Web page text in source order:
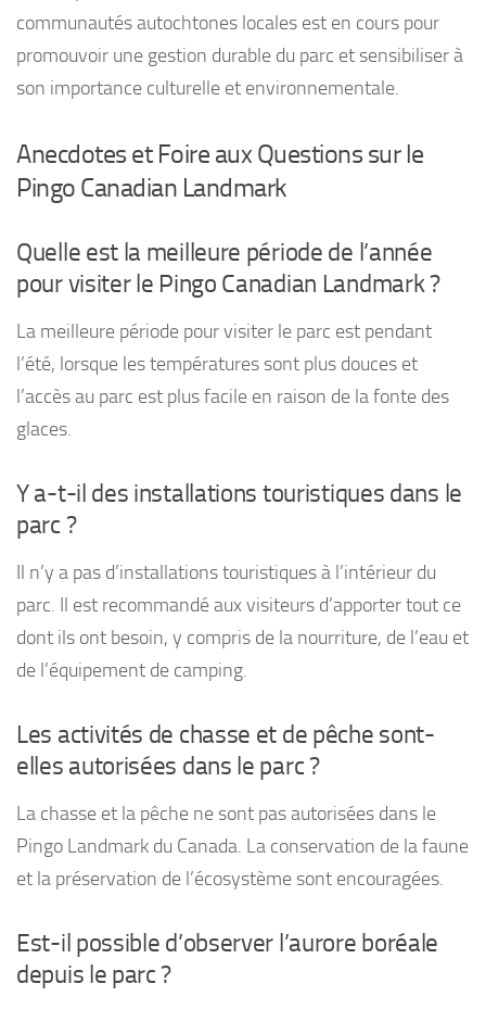
communautés autochtones locales est en cours pour
promouvoir une gestion durable du parc et sensibiliser à
son importance culturelle et environnementale.
Anecdotes et Foire aux Questions sur le
Pingo Canadian Landmark
Quelle est la meilleure période de l’année
pour visiter le Pingo Canadian Landmark ?
La meilleure période pour visiter le parc est pendant
l’été, lorsque les températures sont plus douces et
l’accès au parc est plus facile en raison de la fonte des
glaces.
Y a-t-il des installations touristiques dans le
parc ?
Il n’y a pas d’installations touristiques à l’intérieur du
parc. Il est recommandé aux visiteurs d’apporter tout ce
dont ils ont besoin, y compris de la nourriture, de l’eau et
de l’équipement de camping.
Les activités de chasse et de pêche sont-
elles autorisées dans le parc ?
La chasse et la pêche ne sont pas autorisées dans le
Pingo Landmark du Canada. La conservation de la faune
et la préservation de l’écosystème sont encouragées.
Est-il possible d’observer l’aurore boréale
depuis le parc ?